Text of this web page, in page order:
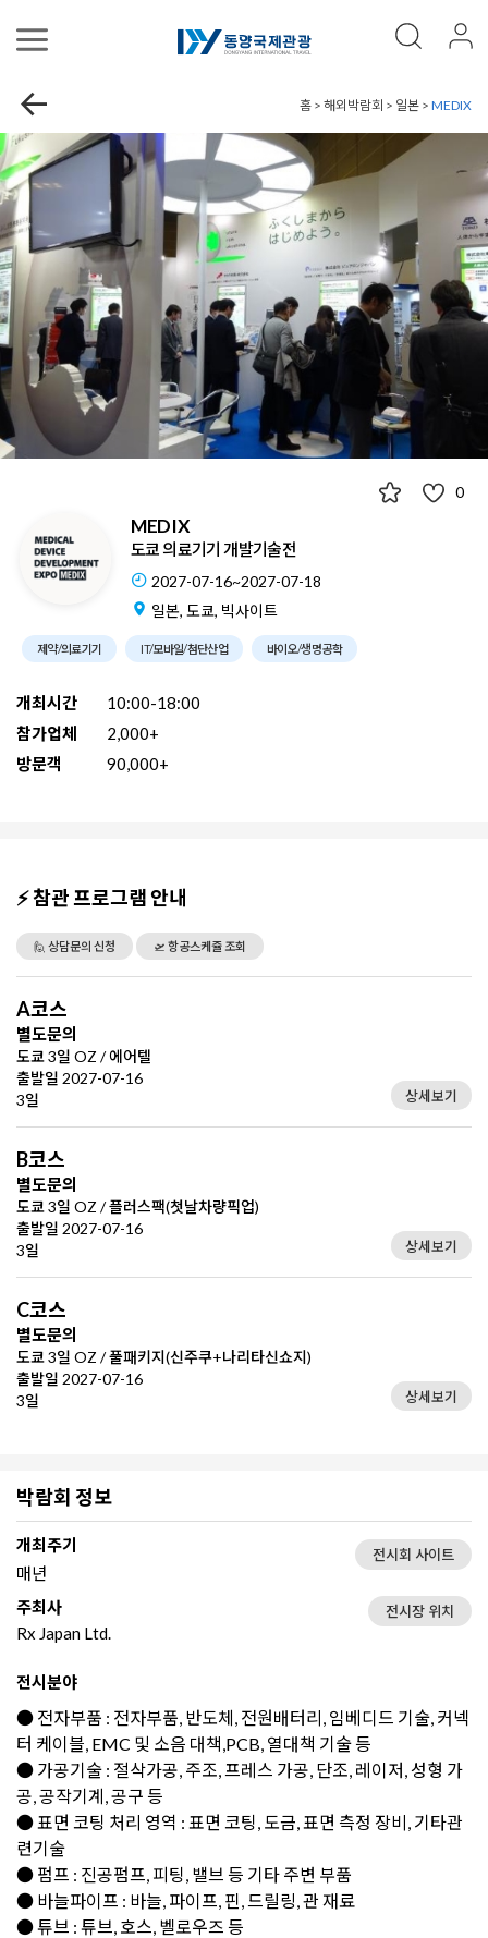
홈 > 해외박람회 > 일본 > MEDIX
0
MEDIX
도쿄 의료기기 개발기술전
2027-07-16~2027-07-18
일본, 도쿄, 빅사이트
제약/의료기기 IT/모바일/첨단산업 바이오/생명공학
개최시간
10:00-18:00
참가업체
2,000+
방문객
90,000+
⚡ 참관 프로그램 안내
🙋 상담문의 신청 🛫 항공스케쥴 조회
A코스
별도문의
도쿄 3일 OZ / 에어텔
출발일 2027-07-16
3일
상세보기
B코스
별도문의
도쿄 3일 OZ / 플러스팩(첫날차량픽업)
출발일 2027-07-16
3일
상세보기
C코스
별도문의
도쿄 3일 OZ / 풀패키지(신주쿠+나리타신쇼지)
출발일 2027-07-16
3일
상세보기
박람회 정보
개최주기
매년
전시회 사이트
주최사
Rx Japan Ltd.
전시장 위치
전시분야
● 전자부품 : 전자부품, 반도체, 전원배터리, 임베디드 기술, 커넥
터 케이블, EMC 및 소음 대책,PCB, 열대책 기술 등
● 가공기술 : 절삭가공, 주조, 프레스 가공, 단조, 레이저, 성형 가
공, 공작기계, 공구 등
● 표면 코팅 처리 영역 : 표면 코팅, 도금, 표면 측정 장비, 기타관
련기술
● 펌프 : 진공펌프, 피팅, 밸브 등 기타 주변 부품
● 바늘파이프 : 바늘, 파이프, 핀, 드릴링, 관 재료
● 튜브 : 튜브, 호스, 벨로우즈 등